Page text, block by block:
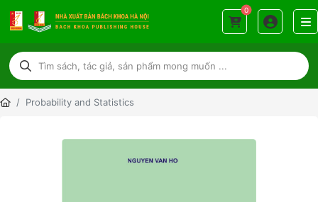
0
Probability and Statistics